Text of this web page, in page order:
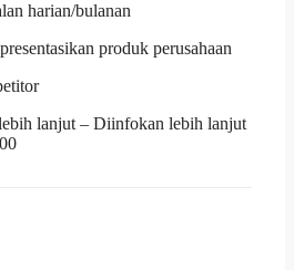
harian/bulanan
produk perusahaan
lanjut – Diinfokan lebih lanjut